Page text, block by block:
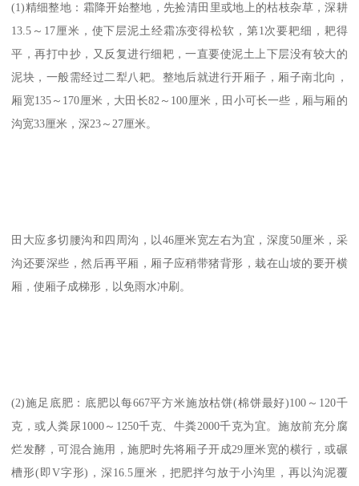
(1)精细整地：霜降开始整地，先捡清田里或地上的枯枝杂草，深耕
13.5～17厘米，使下层泥土经霜冻变得松软，第1次要耙细，耙得
平，再打中抄，又反复进行细耙，一直要使泥土上下层没有较大的
泥块，一般需经过二犁八耙。整地后就进行开厢子，厢子南北向，
厢宽135～170厘米，大田长82～100厘米，田小可长一些，厢与厢的
沟宽33厘米，深23～27厘米。
田大应多切腰沟和四周沟，以46厘米宽左右为宜，深度50厘米，采
沟还要深些，然后再平厢，厢子应稍带猪背形，栽在山坡的要开横
厢，使厢子成梯形，以免雨水冲刷。
(2)施足底肥：底肥以每667平方米施放枯饼(棉饼最好)100～120千
克，或人粪尿1000～1250千克、牛粪2000千克为宜。施放前充分腐
烂发酵，可混合施用，施肥时先将厢子开成29厘米宽的横行，或碾
槽形(即V字形)，深16.5厘米，把肥拌匀放于小沟里，再以沟泥覆